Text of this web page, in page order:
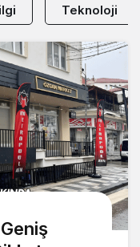
Teknoloji